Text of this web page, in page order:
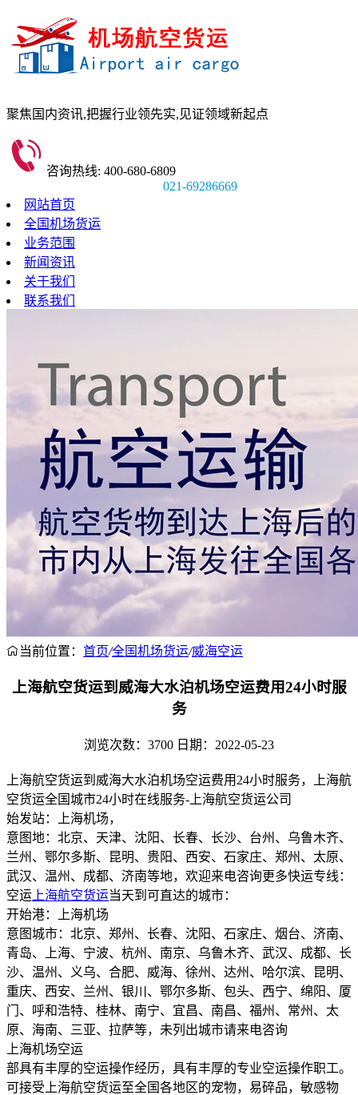
聚焦国内资讯,把握行业领先实,见证领域新起点
咨询热线: 400-680-6809
021-69286669
网站首页
全国机场货运
业务范围
新闻资讯
关于我们
联系我们
当前位置： 首页/全国机场货运/威海空运
上海航空货运到威海大水泊机场空运费用24小时服
务
浏览次数：3700 日期：2022-05-23
上海航空货运到威海大水泊机场空运费用24小时服务，上海航
空货运全国城市24小时在线服务-上海航空货运公司
始发站：上海机场，
意图地：北京、天津、沈阳、长春、长沙、台州、乌鲁木齐、
兰州、鄂尔多斯、昆明、贵阳、西安、石家庄、郑州、太原、
武汉、温州、成都、济南等地，欢迎来电咨询更多快运专线：
空运 上海航空货运当天到可直达的城市：
开始港：上海机场
意图城市：北京、郑州、长春、沈阳、石家庄、烟台、济南、
青岛、上海、宁波、杭州、南京、乌鲁木齐、武汉、成都、长
沙、温州、义乌、合肥、威海、徐州、达州、哈尔滨、昆明、
重庆、西安、兰州、银川、鄂尔多斯、包头、西宁、绵阳、厦
门、呼和浩特、桂林、南宁、宜昌、南昌、福州、常州、太
原、海南、三亚、拉萨等，未列出城市请来电咨询
上海机场空运
部具有丰厚的空运操作经历，具有丰厚的专业空运操作职工。
可接受上海航空货运至全国各地区的宠物，易碎品，敏感物